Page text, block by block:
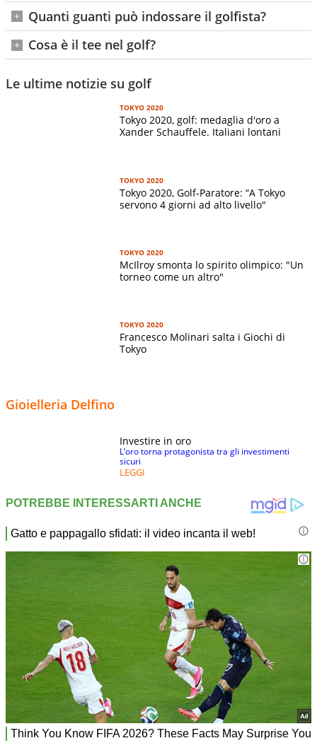
Può usarne fino a un massimo di 14
Quanti guanti può indossare il golfista?
Uno solo sulla mano che impugna il bastone nella parte
più alta
Cosa è il tee nel golf?
per iniziare il gioco
Le ultime notizie su golf
TOKYO 2020
Tokyo 2020, golf: medaglia d'oro a
Xander Schauffele. Italiani lontani
TOKYO 2020
Tokyo 2020, Golf-Paratore: “A Tokyo
servono 4 giorni ad alto livello"
TOKYO 2020
McIlroy smonta lo spirito olimpico: "Un
torneo come un altro"
TOKYO 2020
Francesco Molinari salta i Giochi di
Tokyo
Gioielleria Delfino
Investire in oro
L’oro torna protagonista tra gli investimenti
sicuri
LEGGI